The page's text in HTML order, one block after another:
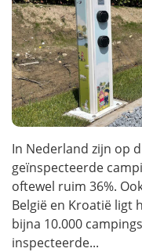
In Nederland zijn op
geïnspecteerde
oftewel ruim 36%.
België en Kroatië ligt
bijna 10.000
inspecteerde...